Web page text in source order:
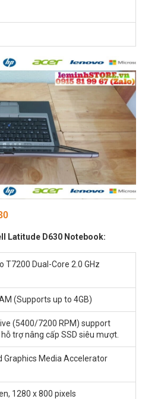
Latitude D630 Notebook:
T7200 Dual-Core 2.0 GHz
(Supports up to 4GB)
(5400/7200 RPM) support
trợ nâng cấp SSD siêu mượt.
Graphics Media Accelerator
1280 x 800 pixels